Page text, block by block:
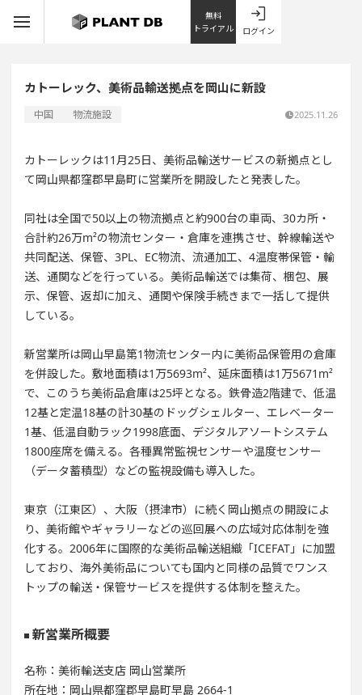
無料
トライアル
ログイン
カトーレック、美術品輸送拠点を岡山に新設
中国 物流施設 2025.11.26
カトーレックは11月25日、美術品輸送サービスの新拠点とし
て岡山県都窪郡早島町に営業所を開設したと発表した。
同社は全国で50以上の物流拠点と約900台の車両、30カ所・
合計約26万m²の物流センター・倉庫を連携させ、幹線輸送や
共同配送、保管、3PL、EC物流、流通加工、4温度帯保管・輸
送、通関などを行っている。美術品輸送では集荷、梱包、展
示、保管、返却に加え、通関や保険手続きまで一括して提供
している。
新営業所は岡山早島第1物流センター内に美術品保管用の倉庫
を併設した。敷地面積は1万5693m²、延床面積は1万5671m²
で、このうち美術品倉庫は25坪となる。鉄骨造2階建で、低温
12基と定温18基の計30基のドッグシェルター、エレベーター
1基、低温自動ラック1998底面、デジタルアソートシステム
1800座席を備える。各種異常監視センサーや温度センサー
（データ蓄積型）などの監視設備も導入した。
東京（江東区）、大阪（摂津市）に続く岡山拠点の開設によ
り、美術館やギャラリーなどの巡回展への広域対応体制を強
化する。2006年に国際的な美術品輸送組織「ICEFAT」に加盟
しており、海外美術品についても国内と同様の品質でワンス
トップの輸送・保管サービスを提供する体制を整えた。
新営業所概要
名称：美術輸送支店 岡山営業所
所在地：岡山県都窪郡早島町早島 2664-1